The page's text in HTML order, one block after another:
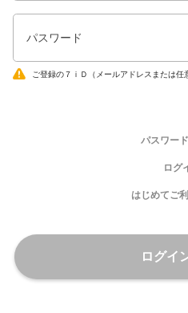
パスワード
ご登録の７ｉＤ（メールアドレスまたは任
パスワー
ログ
はじめてご
ログイ